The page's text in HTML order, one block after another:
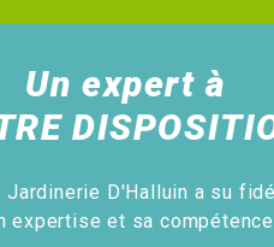
Un expert à
Jardinerie D'Halluin a su
expertise et sa compétence.